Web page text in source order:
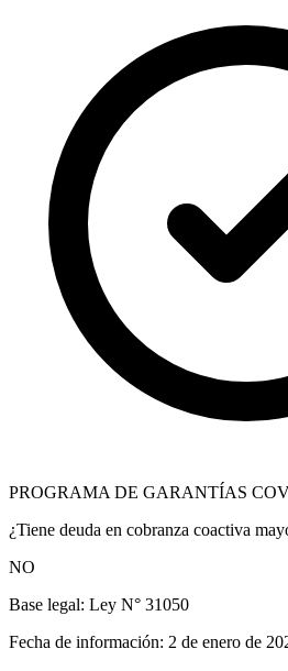
PROGRAMA DE GARANTÍAS
¿Tiene deuda en cobranza coactiva
NO
Base legal: Ley N° 31050
Fecha de información: 2 de enero de